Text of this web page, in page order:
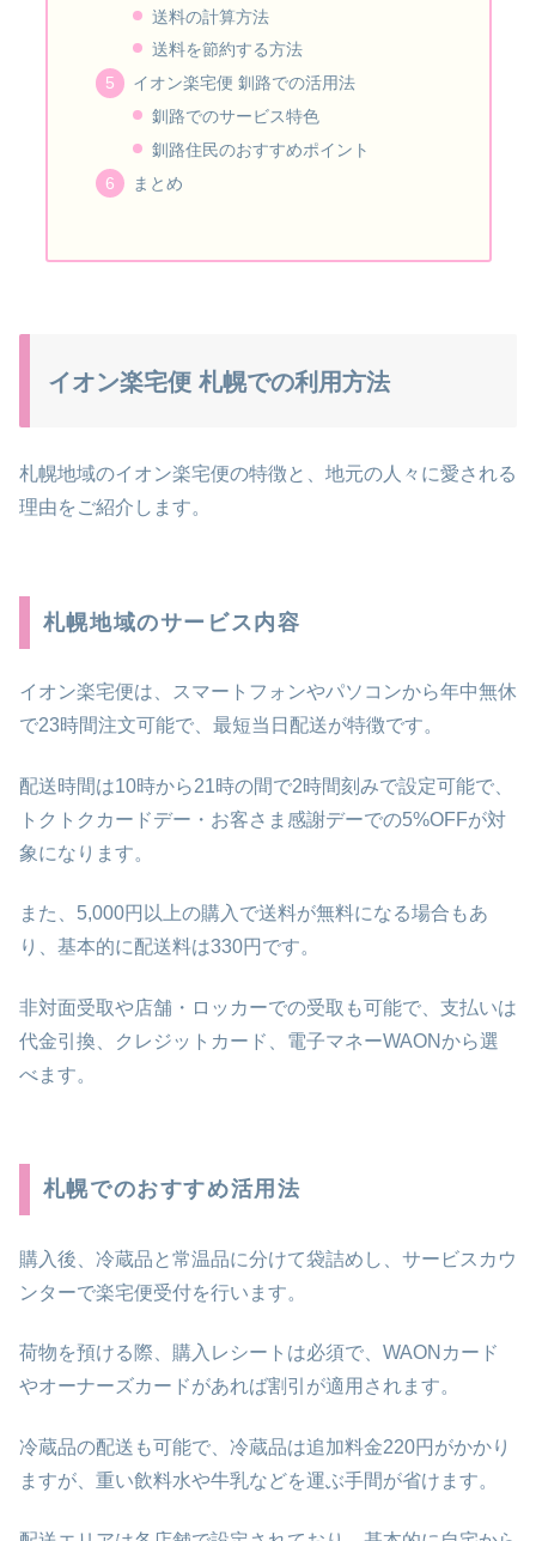
送料の計算方法
送料を節約する方法
イオン楽宅便 釧路での活用法
釧路でのサービス特色
釧路住民のおすすめポイント
まとめ
イオン楽宅便 札幌での利用方法
札幌地域のイオン楽宅便の特徴と、地元の人々に愛される
理由をご紹介します。
札幌地域のサービス内容
イオン楽宅便は、スマートフォンやパソコンから年中無休
で23時間注文可能で、最短当日配送が特徴です。
配送時間は10時から21時の間で2時間刻みで設定可能で、
トクトクカードデー・お客さま感謝デーでの5%OFFが対
象になります。
また、5,000円以上の購入で送料が無料になる場合もあ
り、基本的に配送料は330円です。
非対面受取や店舗・ロッカーでの受取も可能で、支払いは
代金引換、クレジットカード、電子マネーWAONから選
べます。
札幌でのおすすめ活用法
購入後、冷蔵品と常温品に分けて袋詰めし、サービスカウ
ンターで楽宅便受付を行います。
荷物を預ける際、購入レシートは必須で、WAONカード
やオーナーズカードがあれば割引が適用されます。
冷蔵品の配送も可能で、冷蔵品は追加料金220円がかかり
ますが、重い飲料水や牛乳などを運ぶ手間が省けます。